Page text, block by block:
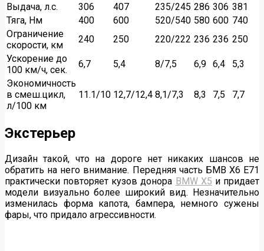
Выдача, л.с.
306 407 235/245 286 306 381
Тяга, Нм
400 600 520/540 580 600 740
Ограничение
скорости, км
240 250 220/222 236 236 250
Ускорение до
100 км/ч, сек.
6,7 5,4 8/7,5 6,9 6,4
5,3
Экономичность
в смеш.цикл,
л/100 км
11.1/10 12,7/12,4 8,1/7,3 8,3 7,5 7,7
Экстерьер
Дизайн такой, что на дороге нет никаких шансов не
обратить на него внимание. Передняя часть БМВ X6 Е71
практически повторяет кузов донора BMW X5 и придает
модели визуально более широкий вид. Незначительно
изменилась форма капота, бампера, немного сужены
фары, что придало агрессивности.